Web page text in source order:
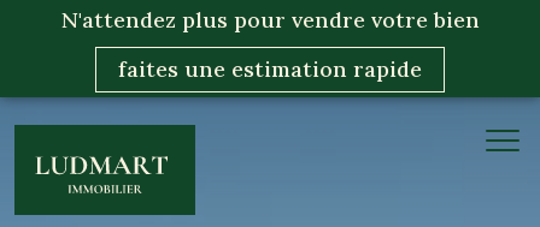
N'attendez plus pour vendre votre bien
faites une estimation rapide